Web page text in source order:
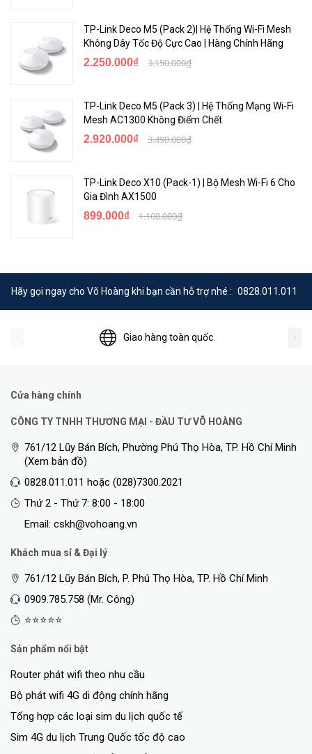
TP-Link Deco M5 (Pack 2)| Hệ Thống Wi-Fi Mesh
Không Dây Tốc Độ Cực Cao | Hàng Chính Hãng
2.250.000₫ 3.150.000₫
TP-Link Deco M5 (Pack 3) | Hệ Thống Mạng Wi-Fi
Mesh AC1300 Không Điểm Chết
2.920.000₫ 3.490.000₫
TP-Link Deco X10 (Pack-1) | Bộ Mesh Wi-Fi 6 Cho
Gia Đình AX1500
899.000₫ 1.100.000₫
Hãy gọi ngay cho Võ Hoàng khi bạn cần hỗ trợ nhé : 0828.011.011
Giao hàng toàn quốc
Cửa hàng chính
CÔNG TY TNHH THƯƠNG MẠI - ĐẦU TƯ VÕ HOÀNG
761/12 Lũy Bán Bích, Phường Phú Thọ Hòa, TP. Hồ Chí Minh
(Xem bản đồ)
0828.011.011 hoặc (028)7300.2021
Thứ 2 - Thứ 7: 8:00 - 18:00
Email: cskh@vohoang.vn
Khách mua sỉ & Đại lý
761/12 Lũy Bán Bích, P. Phú Thọ Hòa, TP. Hồ Chí Minh
0909.785.758 (Mr. Công)
⭐⭐⭐⭐⭐
Sản phẩm nổi bật
Router phát wifi theo nhu cầu
Bộ phát wifi 4G di động chính hãng
Tổng hợp các loại sim du lịch quốc tế
Sim 4G du lịch Trung Quốc tốc độ cao